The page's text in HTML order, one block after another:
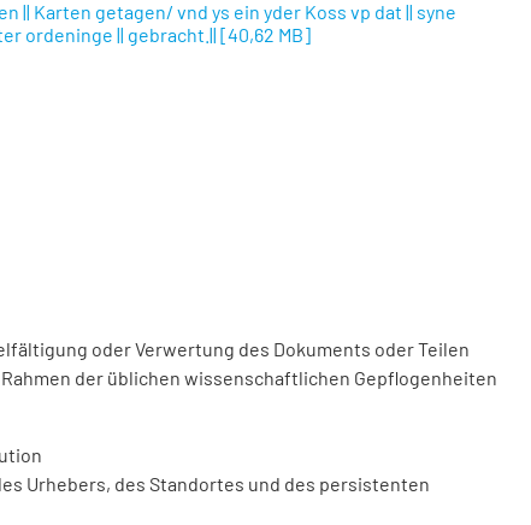
|| Karten getagen/ vnd ys ein yder Koss vp dat || syne
ordeninge || gebracht.|| [40,62 MB]
oder Verwertung des Dokuments oder Teilen
Rahmen der üblichen wissenschaftlichen Gepflogenheiten
Urhebers, des Standortes und des persistenten